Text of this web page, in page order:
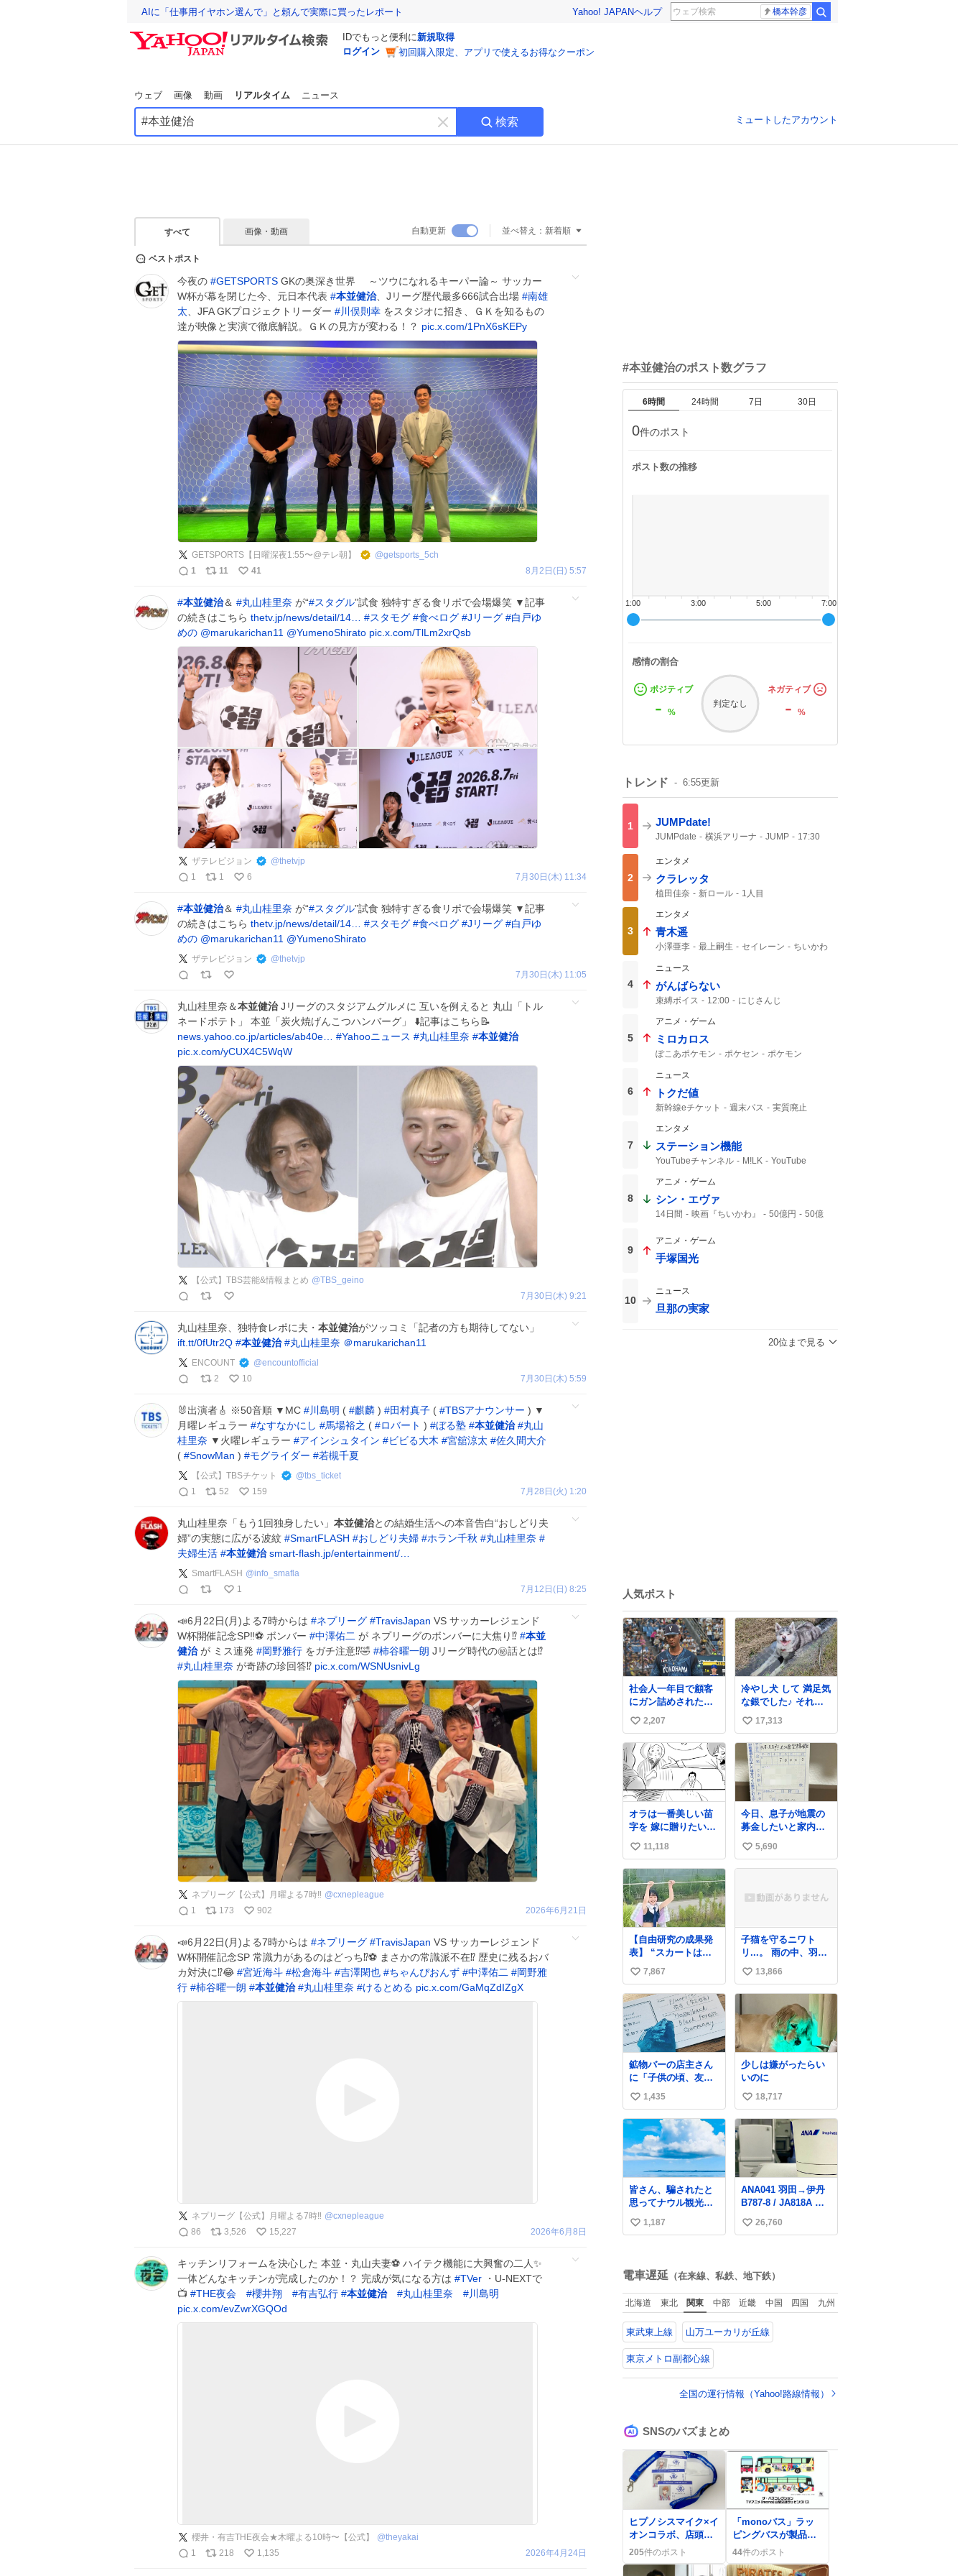
AIに「仕事用イヤホン選んで」と頼んで実際に買ったレポート Yahoo! JAPANヘルプ 橋本幹彦
IDでもっと便利に新規取得
ログイン
初回購入限定、アプリで使えるお得なクーポン
ウェブ 画像 動画 リアルタイム ニュース
キ
ー
す
検索 ミュートしたアカウント
すべて 画像・動画 自動更新 並べ替え： 新着順
ベストポスト
今夜の #GETSPORTS GKの奥深き世界 ～ツウになれるキーパー論～ サッカー
W杯が幕を閉じた今、元日本代表 #本並健治、Jリーグ歴代最多666試合出場 #南雄
太 、JFA GKプロジェクトリーダー #川俣則幸 をスタジオに招き、ＧＫを知るもの
達が映像と実演で徹底解説。ＧＫの見方が変わる！？ pic.x.com/1PnX6sKEPy
GETSPORTS【日曜深夜1:55〜@テレ朝】 @getsports_5ch
1
11 41 8月2日(日) 5:57
#本並健治＆ #丸山桂里奈 が“#スタグル”試食 独特すぎる食リポで会場爆笑 ▼記事
の続きはこちら thetv.jp/news/detail/14… #スタモグ #食べログ #Jリーグ #白戸ゆ
めの @marukarichan11 @YumenoShirato pic.x.com/TlLm2xrQsb
ザテレビジョン @thetvjp
1
1 6 7月30日(木) 11:34
#本並健治＆ #丸山桂里奈 が“#スタグル”試食 独特すぎる食リポで会場爆笑 ▼記事
の続きはこちら thetv.jp/news/detail/14… #スタモグ #食べログ #Jリーグ #白戸ゆ
めの @marukarichan11 @YumenoShirato
ザテレビジョン @thetvjp
7月30日(木) 11:05
丸山桂里奈＆本並健治Jリーグのスタジアムグルメに 互いを例えると 丸山「トル
ネードポテト」 本並「炭火焼げんこつハンバーグ」 ⬇️記事はこちら📝
news.yahoo.co.jp/articles/ab40e…
#Yahooニュース #丸山桂里奈 #本並健治
pic.x.com/yCUX4C5WqW
【公式】TBS芸能&情報まとめ @TBS_geino
7月30日(木) 9:21
丸山桂里奈、独特食レポに夫・ 本並健治がツッコミ「記者の方も期待してない」
ift.tt/0fUtr2Q #本並健治 #丸山桂里奈 ＠marukarichan11
ENCOUNT @encountofficial
2
10 7月30日(木) 5:59
🐰出演者🎸 ※50音順 ▼MC #川島明 ( #麒麟 ) #田村真子 ( #TBSアナウンサー ) ▼
月曜レギュラー #なすなかにし #馬場裕之 ( #ロバート ) #ぼる塾 #本並健治 #丸山
桂里奈 ▼火曜レギュラー #アインシュタイン #ビビる大木 #宮舘涼太 #佐久間大介
( #SnowMan ) #モグライダー #若槻千夏
【公式】TBSチケット @tbs_ticket
1
52 159 7月28日(火) 1:20
丸山桂里奈「もう1回独身したい」 本並健治との結婚生活への本音告白“おしどり夫
婦”の実態に広がる波紋 #SmartFLASH #おしどり夫婦 #ホラン千秋 #丸山桂里奈 #
夫婦生活 #本並健治 smart-flash.jp/entertainment/…
SmartFLASH @info_smafla
1
7月12日(日) 8:25
📣6月22日(月)よる7時からは #ネプリーグ #TravisJapan VS サッカーレジェンド
W杯開催記念SP‼️⚽️ ボンバー #中澤佑二 が ネプリーグのボンバーに大焦り⁉️ #本並
健治が ミス連発 #岡野雅行 をガチ注意⁉️🤣 #柿谷曜一朗 Jリーグ時代の㊙️話とは⁉️
#丸山桂里奈 が奇跡の珍回答⁉️ pic.x.com/WSNUsnivLg
ネプリーグ【公式】月曜よる7時‼️ @cxnepleague
1
173 902 2026年6月21日
📣6月22日(月)よる7時からは #ネプリーグ #TravisJapan VS サッカーレジェンド
W杯開催記念SP 常識力があるのはどっち⁉️⚽️ まさかの常識派不在⁉️ 歴史に残るおバ
カ対決に⁉️😂 #宮近海斗 #松倉海斗 #吉澤閑也 #ちゃんぴおんず #中澤佑二 #岡野雅
行 #柿谷曜一朗 #本並健治 #丸山桂里奈 #けるとめる pic.x.com/GaMqZdIZgX
ネプリーグ【公式】月曜よる7時‼️ @cxnepleague
86
3,526 15,227 2026年6月8日
キッチンリフォームを決心した 本並・丸山夫妻⚽️ ハイテク機能に大興奮の二人✨
一体どんなキッチンが完成したのか！？ 完成が気になる方は #TVer ・U-NEXTで
📺 #THE夜会 #櫻井翔 #有吉弘行 #本並健治 #丸山桂里奈 #川島明
pic.x.com/evZwrXGQOd
櫻井・有吉THE夜会★木曜よる10時〜【公式】 @theyakai
1
218 1,135 2026年4月24日
#本並健治のポスト数グラフ
6時間 24時間 7日 30日
0件のポスト
ポスト数の推移
7:00
5:00
3:00
1:00
感情の割合
ポジティブ
- %
判定なし
ネガティブ
-%
トレンド 6:55更新
1 JUMPdate!
JUMPdate 横浜アリーナ JUMP 17:30
2
エンタメ
クラレッタ
植田佳奈 新ロール 1人目
3
エンタメ
青木遥
小澤亜李 最上嗣生 セイレーン
ちいかわ
4
ニュース
がんばらない
束縛ボイス 12:00 にじさんじ
5
アニメ・ゲーム
ミロカロス
ぽこあポケモン ポケセン
ポケモン
6
ニュース
トクだ値
新幹線eチケット 週末パス
実質廃止
7
エンタメ
ステーション機能
YouTubeチャンネル M!LK YouTube
8
アニメ・ゲーム
シン・エヴァ
14日間 映画『ちいかわ』 50億円
50億
9
アニメ・ゲーム
手塚国光
10
ニュース
旦那の実家
20位まで見る
人気ポスト
社会人一年目で顧客
にガン詰めされたワ
イみたいな顔してる
い
い
ね
数
2,207
冷やし犬 して 満足気
な銀でした♪ それに
しても こんなに冷た
い山水によく入って
いられるよね😅
い
い
ね
数
17,313
オラは一番美しい苗
字を 嫁に贈りたい
（0/16) #コルクマン
ガ専科
い
い
ね
数
11,118
今日、息子が地震の
募金したいと家内と
郵便局に行ったみた
いです。おもちゃと
か買う選択肢もあっ
で貯めてた2万円を役
に立てて欲しい、み
欲しいと。家内も一
緒に募金したので、
自分も何かできたら
なぁと思いました。
い
い
数
5,690
【自由研究の成果発
表】 “スカートは回
転によって広がる
が、岡澤恋によって
270°までなら広がら
ずに回転が可能なこ
とが証明された！”
い
い
ね
数
7,867
子猫を守るニワト
リ...。 雨の中、羽の
中に子猫を入れて守
る姿に感動した！！
愛は種族を超える！
い
い
数
13,866
鉱物バーの店主さん
に「子供の頃、友人
の土産で青い石を貰
って、それがすごく
気に入ってたのに、
いつかの引越しで無
くしてしまった」と
いう話をしたら、
「お土産で買ってき
たくらいの価格感な
ら、ドイツの黒い森
のフローライトか
な…」と当たりつけ
てもらった。確かに
い
い
数
1,435
少しは嫌がったらい
いのに
い
い
18,717
皆さん、騙されたと
思ってナウル観光局
をフォローしてみて
ください。たまに海
るだけで、特に何も
起こりません。
い
数
1,187
ANA041 羽田→伊丹
B787-8 / JA818A 使
用機到着遅れにつき
「安全に支障ない範
十分！ が、フライト
は順調に進みすぎ…
「飛ばしすぎたせい
か現在奈良県上空で
の待機を命じられて
おります」 でコンソ
い
数
26,760
電車遅延 （在来線、私鉄、地下鉄）
北海道 東北 関東 中部 近畿 中国 四国 九州
東武東上線 山万ユーカリが丘線
東京メトロ副都心線
全国の運行情報（Yahoo!路線情報）
SNSのバズまとめ
ヒプノシスマイク×イ
オンコラボ、店頭く
じ交換が熱狂的に広
がり「嬉しい」声多
205件のポスト
「monoバス」ラッ
ピングバスが製品
化、ファンが「100台
買います」熱狂
44件のポスト